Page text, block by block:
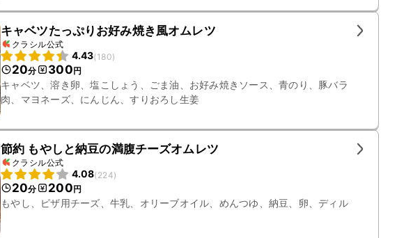
キャベツたっぷりお好み焼き風オムレツ
クラシル公式
4.43(180)
20分 300円
キャベツ、溶き卵、塩こしょう、ごま油、お好み焼きソース、青のり、豚バラ
肉、マヨネーズ、にんじん、すりおろし生姜
節約 もやしと納豆の満腹チーズオムレツ
クラシル公式
4.08(224)
20分 200円
もやし、ピザ用チーズ、牛乳、オリーブオイル、めんつゆ、納豆、卵、ディル